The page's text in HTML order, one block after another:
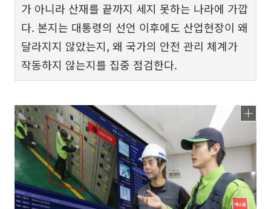
가 아니라 산재를 끝까지 세지 못하는 나라에 가깝
다. 본지는 대통령의 선언 이후에도 산업현장이 왜
달라지지 않았는지, 왜 국가의 안전 관리 체계가
작동하지 않는지를 집중 점검한다.